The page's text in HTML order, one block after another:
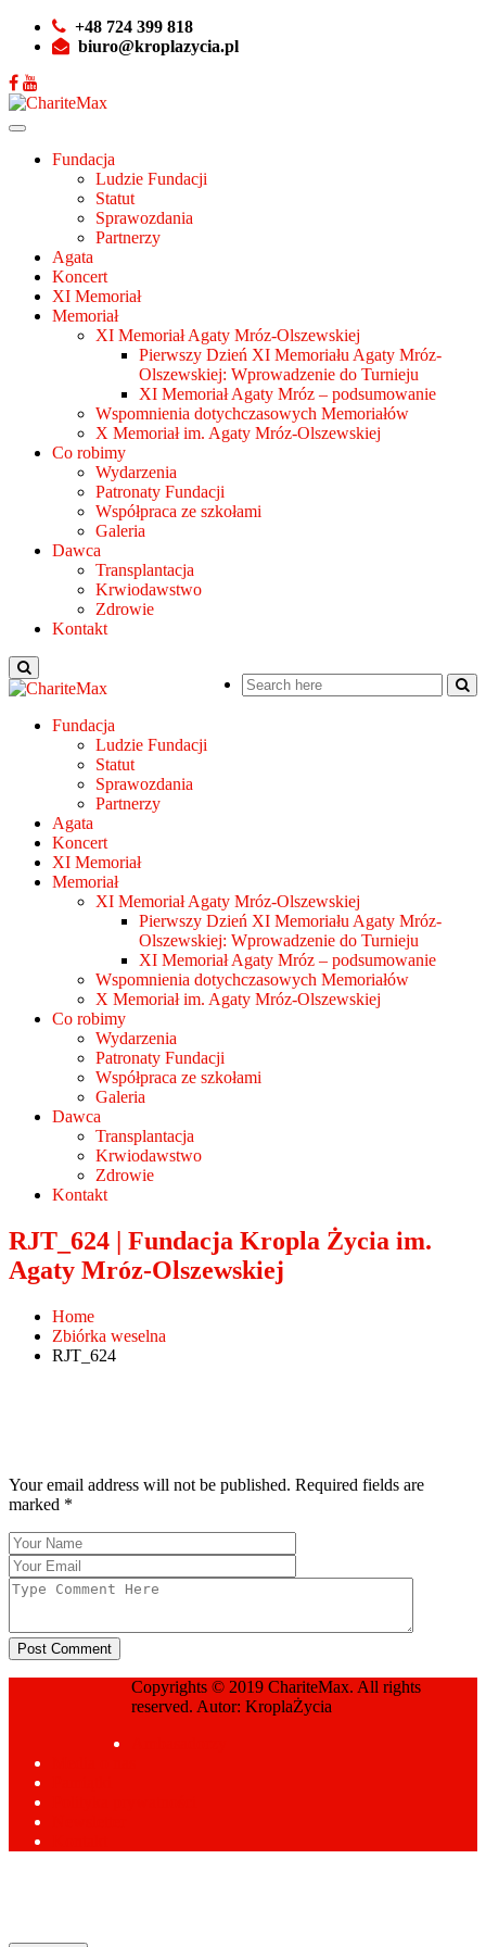
+48 724 399 818
biuro@kroplazycia.pl
Fundacja
Ludzie Fundacji
Statut
Sprawozdania
Partnerzy
Agata
Koncert
XI Memoriał
Memoriał
XI Memoriał Agaty Mróz-Olszewskiej
Pierwszy Dzień XI Memoriału Agaty Mróz-
Olszewskiej: Wprowadzenie do Turnieju
XI Memoriał Agaty Mróz – podsumowanie
Wspomnienia dotychczasowych Memoriałów
X Memoriał im. Agaty Mróz-Olszewskiej
Co robimy
Wydarzenia
Patronaty Fundacji
Współpraca ze szkołami
Galeria
Dawca
Transplantacja
Krwiodawstwo
Zdrowie
Kontakt
Fundacja
Ludzie Fundacji
Statut
Sprawozdania
Partnerzy
Agata
Koncert
XI Memoriał
Memoriał
XI Memoriał Agaty Mróz-Olszewskiej
Pierwszy Dzień XI Memoriału Agaty Mróz-
Olszewskiej: Wprowadzenie do Turnieju
XI Memoriał Agaty Mróz – podsumowanie
Wspomnienia dotychczasowych Memoriałów
X Memoriał im. Agaty Mróz-Olszewskiej
Co robimy
Wydarzenia
Patronaty Fundacji
Współpraca ze szkołami
Galeria
Dawca
Transplantacja
Krwiodawstwo
Zdrowie
Kontakt
RJT_624 | Fundacja Kropla Życia im.
Agaty Mróz-Olszewskiej
Home
Zbiórka weselna
RJT_624
Your email address will not be published. Required fields are
marked *
Post Comment
Copyrights © 2019 ChariteMax. All rights
reserved. Autor: KroplaŻycia